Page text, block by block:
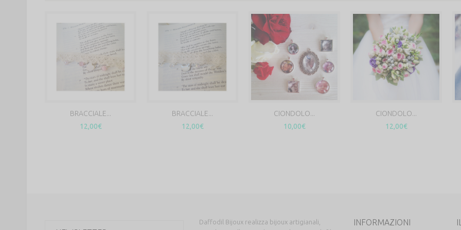
BRACCIALE...
12,00€
BRACCIALE...
12,00€
CIONDOLO...
10,00€
CIONDOLO...
12,00€
Daffodil Bijoux realizza bijoux artigianali,
INFORMAZIONI